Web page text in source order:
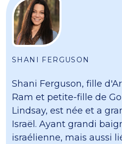
SHANI FERGUSON
Shani Ferguson, fille
Ram et petite-fille de
Lindsay, est née et a
Israël. Ayant grandi
israélienne, mais aussi